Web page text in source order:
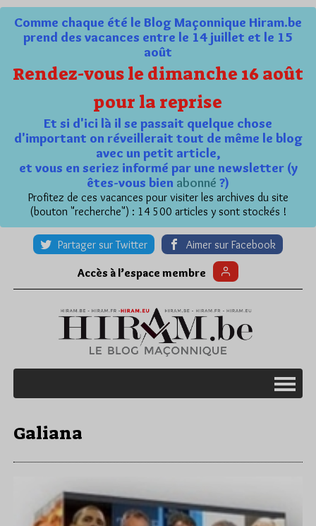
Comme chaque été le Blog Maçonnique Hiram.be
prend des vacances entre le 14 juillet et le 15
août
Rendez-vous le dimanche 16 août
pour la reprise
Et si d'ici là il se passait quelque chose
d'important on réveillerait tout de même le blog
avec un petit article,
et vous en seriez informé par une newsletter (y
êtes-vous bien abonné ?)
Profitez de ces vacances pour visiter les archives du site
(bouton "recherche") : 14 500 articles y sont stockés !
Partager sur Twitter Aimer sur Facebook
Accès à l’espace membre
Galiana